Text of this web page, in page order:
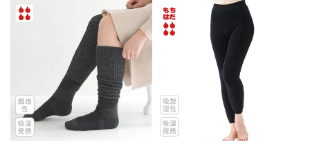
格
価
格